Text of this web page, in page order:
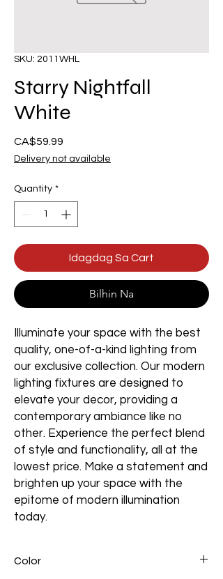
SKU: 2011WHL
Starry Nightfall
White
CA$59.99
Delivery not available
Quantity *
Idagdag Sa Cart
Bilhin Na
Illuminate your space with the best
quality, one-of-a-kind lighting from
our exclusive collection. Our modern
lighting fixtures are designed to
elevate your decor, providing a
contemporary ambiance like no
other. Experience the perfect blend
of style and functionality, all at the
lowest price. Make a statement and
brighten up your space with the
epitome of modern illumination
today.
Color